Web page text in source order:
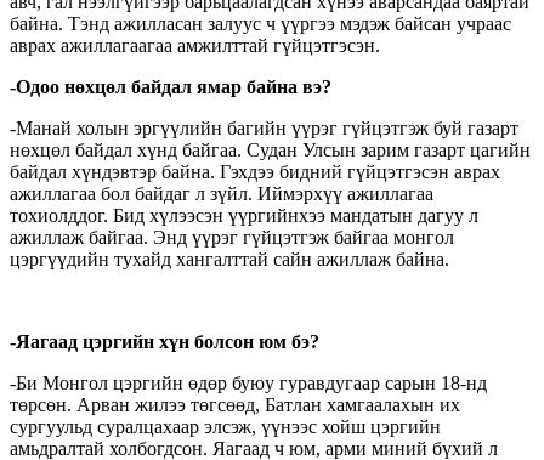
байна. Тэнд ажилласан залуус ч үүргээ мэдэж байсан учраас
аврах ажиллагаагаа амжилттай гүйцэтгэсэн.
-Одоо нөхцөл байдал ямар байна вэ?
-Манай холын эргүүлийн багийн үүрэг гүйцэтгэж буй газарт
нөхцөл байдал хүнд байгаа. Судан Улсын зарим газарт цагийн
байдал хүндэвтэр байна. Гэхдээ бидний гүйцэтгэсэн аврах
ажиллагаа бол байдаг л зүйл. Иймэрхүү ажиллагаа
тохиолддог. Бид хүлээсэн үүргийнхээ мандатын дагуу л
ажиллаж байгаа. Энд үүрэг гүйцэтгэж байгаа монгол
цэргүүдийн тухайд хангалттай сайн ажиллаж байна.
-Яагаад цэргийн хүн болсон юм бэ?
-Би Монгол цэргийн өдөр буюу гуравдугаар сарын 18-нд
төрсөн. Арван жилээ төгсөөд, Батлан хамгаалахын их
сургуульд суралцахаар элсэж, үүнээс хойш цэргийн
амьдралтай холбогдсон. Яагаад ч юм, арми миний бүхий л